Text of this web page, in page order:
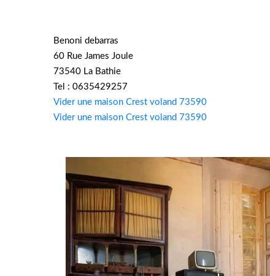
Benoni debarras
60 Rue James Joule
73540 La Bathie
Tel : 0635429257
Vider une maison Crest voland 73590
Vider une maison Crest voland 73590